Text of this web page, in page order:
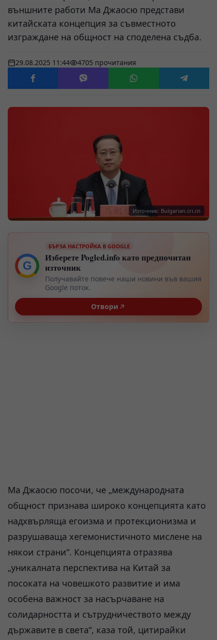
външните работи Ма Джаосю представи
китайската концепция за съвместното
изграждане на общност на споделена съдба.
29.08.2025 11:44 4705 прочитания
Източник: Bulgarian.cri.cn
G
БЪРЗА НАСТРОЙКА В GOOGLE
Изберете Pogled.info като предпочитан
източник
Получавайте повече наши новини във вашия
Google поток.
Отвори
Ма Джаосю посочи, че „международната
общност признава широко концепцията като
надхвърляща егоизма и протекционизма и
разрушаваща хегемонистичното мислене на
някои страни“. Концепцията отразява
„уникалната перспектива на Китай за
посоката на човешкото развитие и има
особена важност за насърчаване на
солидарността и сътрудничеството между
държавите в света“, каза той, цитирайки